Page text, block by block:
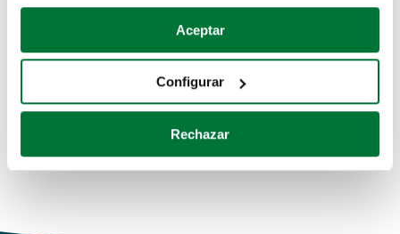
Si lo permite, también quisiéramos:
Recopilar información sobre su ubicación geográfica
Identificar su dispositivo analizándolo activamente
para buscar características específicas (huellas
Obtenga más información sobre cómo se procesan sus
Aceptar
Configurar
Rechazar
Coches de segunda mano
Coches de km0